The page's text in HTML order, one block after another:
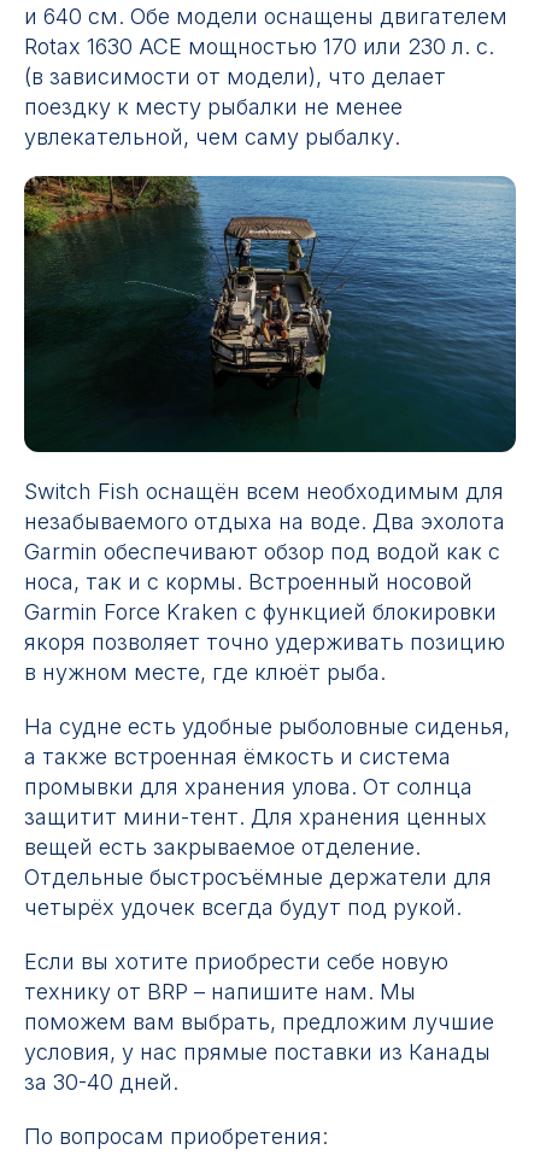
и 640 см. Обе модели оснащены двигателем
Rotax 1630 ACE мощностью 170 или 230 л. с.
(в зависимости от модели), что делает
поездку к месту рыбалки не менее
увлекательной, чем саму рыбалку.
Switch Fish оснащён всем необходимым для
незабываемого отдыха на воде. Два эхолота
Garmin обеспечивают обзор под водой как с
носа, так и с кормы. Встроенный носовой
Garmin Force Kraken с функцией блокировки
якоря позволяет точно удерживать позицию
в нужном месте, где клюёт рыба.
На судне есть удобные рыболовные сиденья,
а также встроенная ёмкость и система
промывки для хранения улова. От солнца
защитит мини-тент. Для хранения ценных
вещей есть закрываемое отделение.
Отдельные быстросъёмные держатели для
четырёх удочек всегда будут под рукой.
Если вы хотите приобрести себе новую
технику от BRP – напишите нам. Мы
поможем вам выбрать, предложим лучшие
условия, у нас прямые поставки из Канады
за 30-40 дней.
По вопросам приобретения: